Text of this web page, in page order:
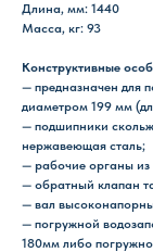
Длина, мм: 1440
Масса, кг: 93
Конструктивные
— предназначен для
диаметром 199 мм
— подшипники
нержавеющая сталь;
— рабочие органы из
— обратный клапан
— вал
— погружной
180мм либо